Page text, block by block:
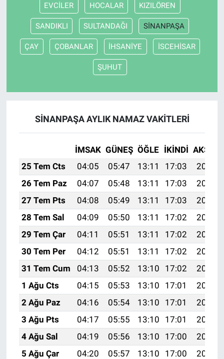
EVCİLER HOCALAR KIZILÖREN
SANDIKLI SULTANDAĞI SİNANPAŞA
ÇAY ÇOBANLAR İHSANİYE İSCEHİSAR
ŞUHUT
SİNANPAŞA AYLIK NAMAZ VAKITLERI
İMSAK GÜNEŞ ÖĞLE İKINDI AKŞAM
25 Tem Cts
04:05 05:47 13:11 17:03
20:24
26 Tem Paz
04:07 05:48 13:11 17:03
20:23
27 Tem Pts
04:08 05:49 13:11 17:03
20:22
28 Tem Sal
04:09 05:50 13:11 17:02
20:22
29 Tem Çar
04:11 05:51 13:11 17:02
20:21
30 Tem Per
04:12 05:51 13:11 17:02
20:20
31 Tem Cum
04:13 05:52 13:10 17:02
20:19
1 Ağu Cts
04:15 05:53 13:10 17:01
20:18
2 Ağu Paz
04:16 05:54 13:10 17:01
20:17
3 Ağu Pts
04:17 05:55 13:10 17:01
20:16
4 Ağu Sal
04:19 05:56 13:10 17:00
20:15
5 Ağu Çar
04:20 05:57 13:10 17:00
20:14